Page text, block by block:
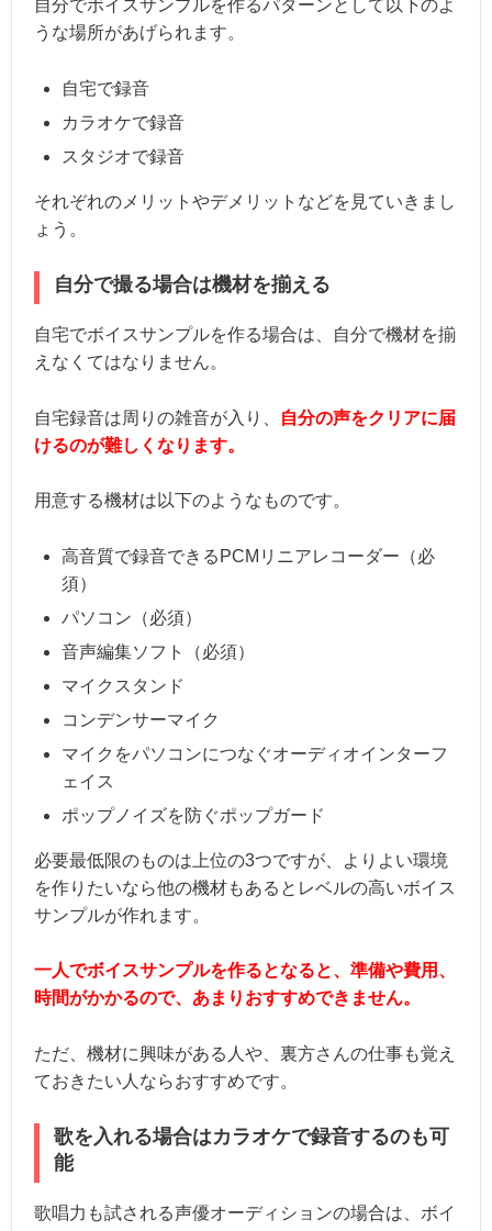
自分でボイスサンプルを作るパターンとして以下のよ
うな場所があげられます。
自宅で録音
カラオケで録音
スタジオで録音
それぞれのメリットやデメリットなどを見ていきまし
ょう。
自分で撮る場合は機材を揃える
自宅でボイスサンプルを作る場合は、自分で機材を揃
えなくてはなりません。
自宅録音は周りの雑音が入り、
自分の声をクリアに届
けるのが難しくなります。
用意する機材は以下のようなものです。
高音質で録音できるPCMリニアレコーダー（必
須）
パソコン（必須）
音声編集ソフト（必須）
マイクスタンド
コンデンサーマイク
マイクをパソコンにつなぐオーディオインターフ
ェイス
ポップノイズを防ぐポップガード
必要最低限のものは上位の3つですが、よりよい環境
を作りたいなら他の機材もあるとレベルの高いボイス
サンプルが作れます。
一人でボイスサンプルを作るとなると、準備や費用、
時間がかかるので、あまりおすすめできません。
ただ、機材に興味がある人や、裏方さんの仕事も覚え
ておきたい人ならおすすめです。
歌を入れる場合はカラオケで録音するのも可
能
歌唱力も試される声優オーディションの場合は、ボイ